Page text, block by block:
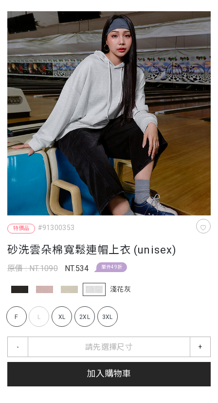
特價品 #91300353
砂洗雲朵棉寬鬆連帽上衣 (unisex)
原價 : NT.1090 NT.534 單件49折
淺花灰
F L XL 2XL 3XL
請先選擇尺寸
- +
加入購物車